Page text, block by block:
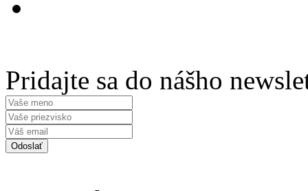
Pridajte sa do nášho